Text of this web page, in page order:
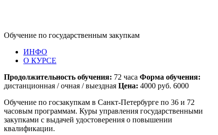
Обучение по государственным закупкам
ИНФО
О КУРСЕ
Продолжительность обучения: 72 часа Форма обучения:
дистанционная / очная / выездная Цена: 4000 руб. 6000
Обучение по госзакупкам в Санкт-Петербурге по 36 и 72
часовым программам. Куры управления государственными
закупками с выдачей удостоверения о повышении
квалификации.